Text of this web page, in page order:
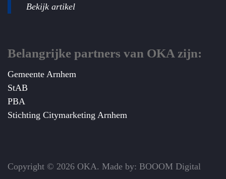
Bekijk artikel
Belangrijke partners van OKA zijn:
Gemeente Arnhem
StAB
PBA
Stichting Citymarketing Arnhem
Copyright © 2026 OKA. Made by: BOOOM Digital